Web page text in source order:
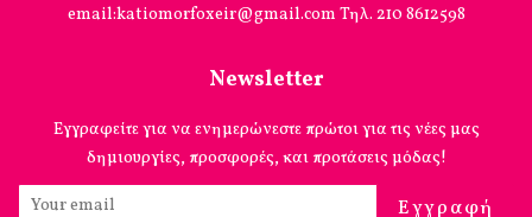
email:katiomorfoxeir@gmail.com Τηλ. 210 8612598
Newsletter
Εγγραφείτε για να ενημερώνεστε πρώτοι για τις νέες μας
δημιουργίες, προσφορές, και προτάσεις μόδας!
Εγγραφή